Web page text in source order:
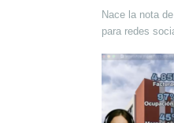
Nace la nota
para redes